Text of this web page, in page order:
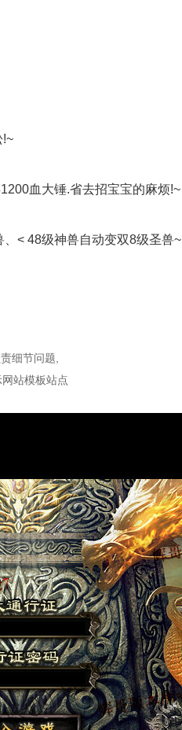
!~
血大锤.省去招宝宝的麻烦!~
< 48级神兽自动变双8级圣兽~
细节问题,
站模板站点